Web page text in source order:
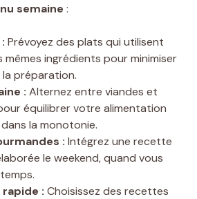
semaine :
Prévoyez des plats qui utilisent
mêmes ingrédients pour minimiser
préparation.
: Alternez entre viandes et
équilibrer votre alimentation
la monotonie.
: Intégrez une recette
le weekend, quand vous
: Choisissez des recettes